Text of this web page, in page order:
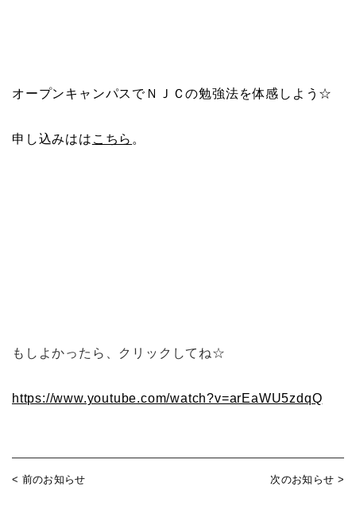
オープンキャンパスでＮＪＣの勉強法を体感しよう☆
申し込みはは こちら 。
もしよかったら、クリックしてね☆
https://www.youtube.com/watch?v=arEaWU5zdqQ
< 前のお知らせ 次のお知らせ >